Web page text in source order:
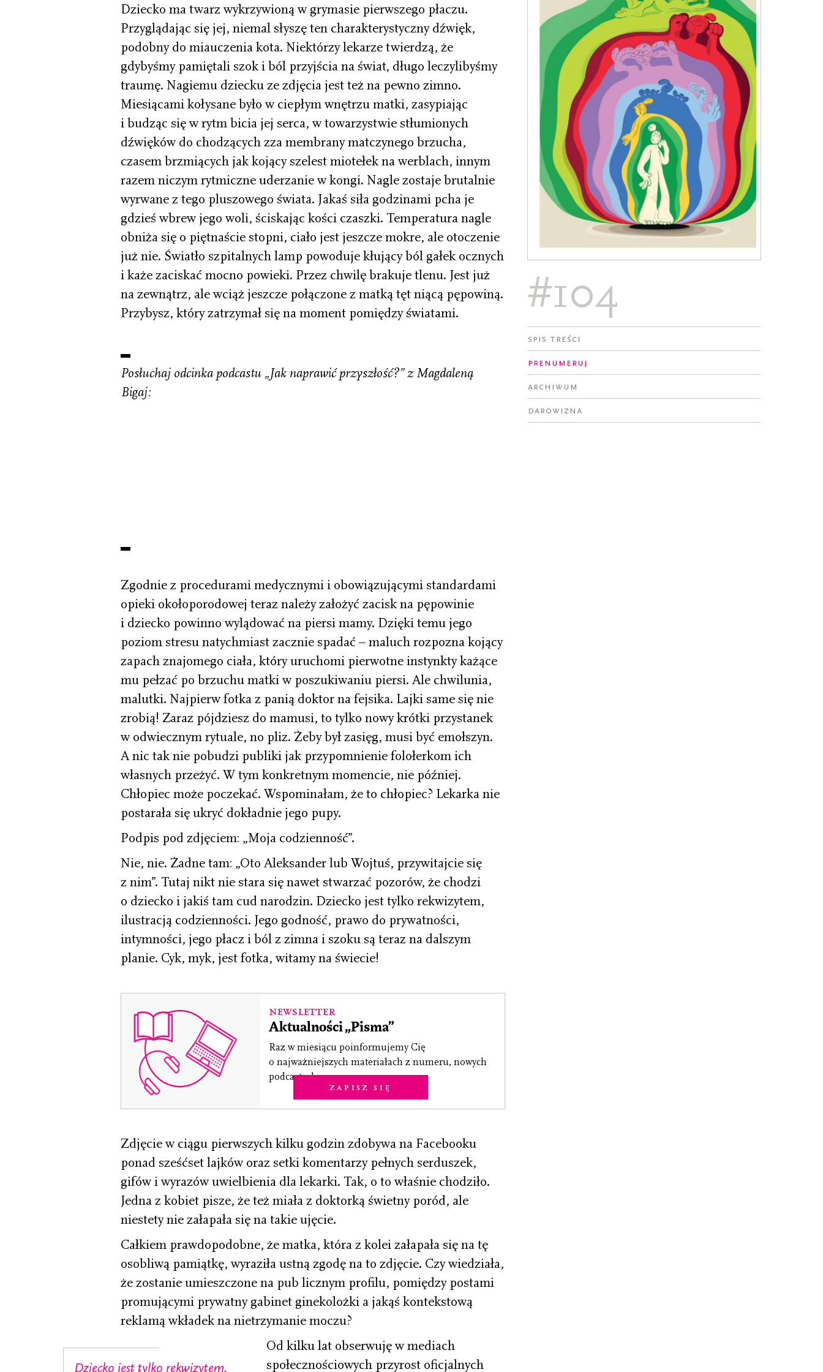
Dziecko ma twarz wykrzywioną w grymasie pierwszego płaczu.
Przyglądając się jej, niemal słyszę ten charakterystyczny dźwięk,
podobny do miauczenia kota. Niektórzy lekarze twierdzą, że
gdybyśmy pamiętali szok i ból przyjścia na świat, długo leczylibyśmy
traumę. Nagiemu dziecku ze zdjęcia jest też na pewno zimno.
Miesiącami kołysane było w ciepłym wnętrzu matki, zasypiając
i budząc się w rytm bicia jej serca, w towarzystwie stłumionych
dźwięków do­ chodzących zza membrany matczynego brzucha,
czasem brzmiących jak kojący szelest miotełek na werblach, innym
razem niczym rytmiczne uderzanie w kongi. Nagle zosta­je brutalnie
wyrwane z tego pluszowego świata. Jakaś siła godzinami pcha je
gdzieś wbrew jego woli, ściskając kości czaszki. Temperatura nagle
obniża się o piętnaście stopni, ciało jest jeszcze mokre, ale otoczenie
już nie. Światło szpi­talnych lamp powoduje kłujący ból gałek ocznych
i każe zaciskać mocno powieki. Przez chwilę brakuje tlenu. Jest już
na zewnątrz, ale wciąż jeszcze połączone z matką tęt­ niącą pępowiną.
Przybysz, który zatrzymał się na moment pomiędzy światami.
Posłuchaj odcinka podcastu „Jak naprawić przyszłość?” z Magdaleną
Bigaj:
Zgodnie z procedurami medycznymi i obowiązującymi standardami
opieki okołoporodowej teraz należy założyć zacisk na pępowinie
i dziecko powinno wylądować na piersi mamy. Dzięki temu jego
poziom stresu natychmiast zacznie spadać – maluch rozpozna kojący
zapach znajomego ciała, który uruchomi pierwotne instynkty każące
mu pełzać po brzuchu matki w poszukiwaniu piersi. Ale chwilunia,
ma­lutki. Najpierw fotka z panią doktor na fejsika. Lajki same się nie
zrobią! Zaraz pójdziesz do mamusi, to tylko nowy krótki przystanek
w odwiecznym rytuale, no pliz. Żeby był zasięg, musi być emołszyn.
A nic tak nie pobudzi publiki jak przypomnienie folołerkom ich
własnych przeżyć. W tym konkretnym momencie, nie później.
Chłopiec może pocze­kać. Wspominałam, że to chłopiec? Lekarka nie
postarała się ukryć dokładnie jego pupy.
Podpis pod zdjęciem: „Moja codzienność”.
Nie, nie. Żadne tam: „Oto Aleksander lub Wojtuś, przy­witajcie się
z nim”. Tutaj nikt nie stara się nawet stwarzać pozorów, że chodzi
o dziecko i jakiś tam cud narodzin. Dziecko jest tylko rekwizytem,
ilustracją codzienności. Jego godność, prawo do prywatności,
intymności, jego płacz i ból z zimna i szoku są teraz na dalszym
planie. Cyk, myk, jest fotka, witamy na świecie!
Newsletter
Aktualności „Pisma”
Raz w miesiącu poinformujemy Cię
o najważniejszych materiałach z numeru, nowych
podcastach.
Zapisz się
Zdjęcie w ciągu pierwszych kilku godzin zdobywa na Facebooku
ponad sześćset lajków oraz setki komentarzy pełnych serduszek,
gifów i wyrazów uwielbienia dla lekar­ki. Tak, o to właśnie chodziło.
Jedna z kobiet pisze, że też miała z doktorką świetny poród, ale
niestety nie załapała się na takie ujęcie.
Całkiem prawdopodobne, że matka, która z kolei zała­pała się na tę
osobliwą pamiątkę, wyraziła ustną zgodę na to zdjęcie. Czy wiedziała,
że zostanie umieszczone na pub­ licznym profilu, pomiędzy postami
promującymi prywatny gabinet ginekolożki a jakąś kontekstową
reklamą wkładek na nietrzymanie moczu?
Dziecko jest tylko rekwizytem,
Od kilku lat obserwuję w mediach
społecznościowych przyrost oficjalnych
#104
Spis treści
Prenumeruj
Archiwum
Darowizna